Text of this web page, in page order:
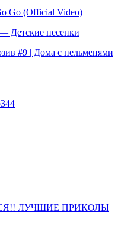
Go (Official Video)
Детские песенки
#9 | Дома с пельменями
344
ЛУЧШИЕ ПРИКОЛЫ